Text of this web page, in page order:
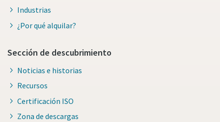
Industrias
¿Por qué alquilar?
Sección de descubrimiento
Noticias e historias
Recursos
Certificación ISO
Zona de descargas